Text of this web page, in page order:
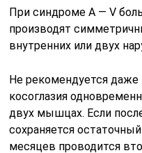
При синдроме А — V
производят
внутренних или двух
Не рекомендуется даже
косоглазия
двух мышцах. Если
сохраняется
месяцев проводится